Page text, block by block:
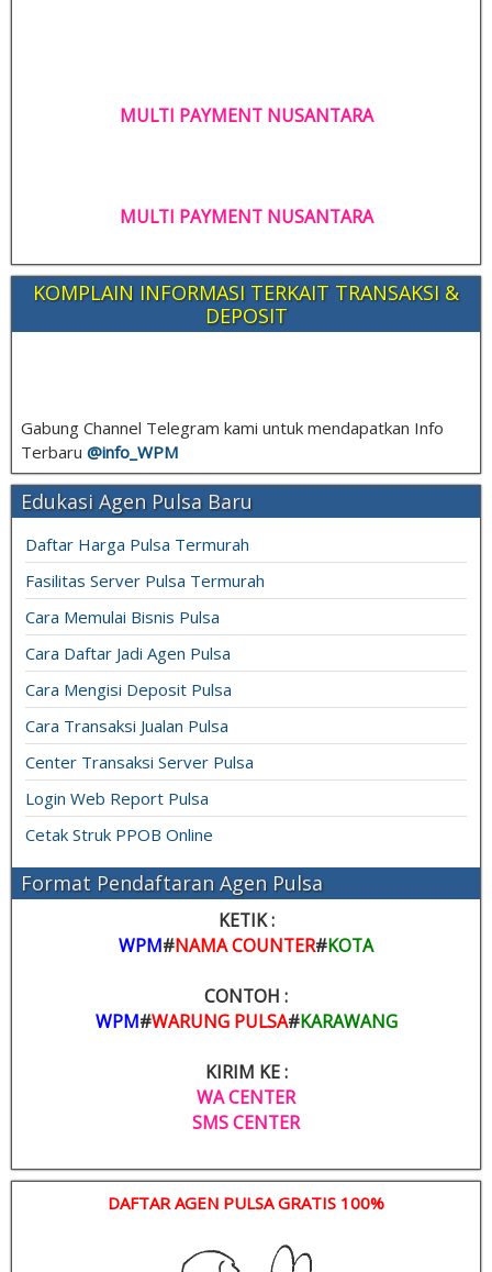
MULTI PAYMENT NUSANTARA
MULTI PAYMENT NUSANTARA
KOMPLAIN INFORMASI TERKAIT TRANSAKSI &
DEPOSIT
Gabung Channel Telegram kami untuk mendapatkan Info
Terbaru @info_ WPM
Edukasi Agen Pulsa Baru
Daftar Harga Pulsa Termurah
Fasilitas Server Pulsa Termurah
Cara Memulai Bisnis Pulsa
Cara Daftar Jadi Agen Pulsa
Cara Mengisi Deposit Pulsa
Cara Transaksi Jualan Pulsa
Center Transaksi Server Pulsa
Login Web Report Pulsa
Cetak Struk PPOB Online
Format Pendaftaran Agen Pulsa
KETIK :
WPM#NAMA COUNTER#KOTA
CONTOH :
WPM#WARUNG PULSA#KARAWANG
KIRIM KE :
WA CENTER
SMS CENTER
DAFTAR AGEN PULSA GRATIS 100%